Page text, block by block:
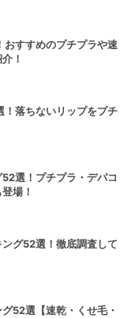
おすすめのプチプラや速
！
！落ちないリップをプチ
選！プチプラ・デパコ
場！
グ52選！徹底調査して
52選【速乾・くせ毛・